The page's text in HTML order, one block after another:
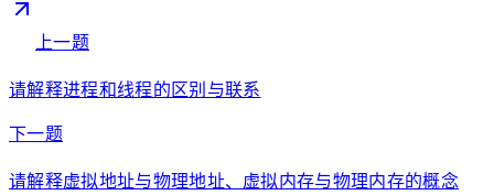
上一题
请解释进程和线程的区别与联系
下一题arrow_forward
请解释虚拟地址与物理地址、虚拟内存与物理内存的概念